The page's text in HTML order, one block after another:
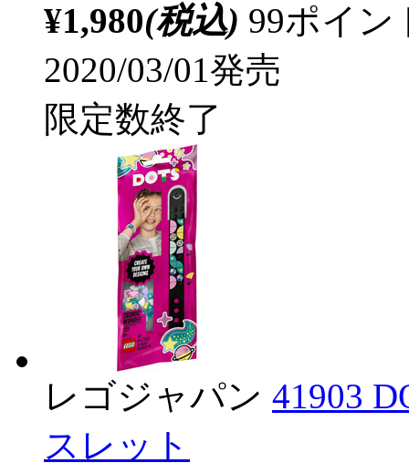
¥1,980(税込) 99ポイ
2020/03/01発売
限定数終了
レゴジャパン 41903
スレット